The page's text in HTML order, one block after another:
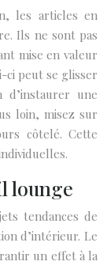
les articles en
Ils ne sont pas
mise en valeur
ci peut se glisser
d’instaurer une
loin, misez sur
côtelé. Cette
lounge
tendances de
d’intérieur. Le
un effet à la